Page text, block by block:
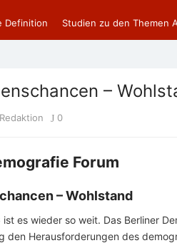
Definition Studien zu den Themen
–
0
Forum
– Wohlstand
ist es wieder so weit. Das Berliner
den Herausforderungen des